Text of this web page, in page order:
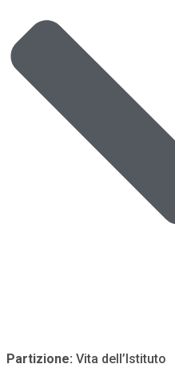
Partizione: Vita dell’Istituto